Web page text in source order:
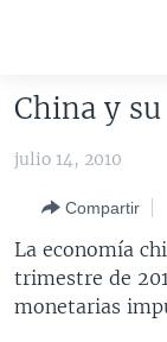
principal
Salte
al
navegador
AMÉRICA DEL
EEUU
MÉXICO
HAITÍ
ELECCIONES EEUU
ELECCIONES
VOTO DIVIDIDO
VOA VERIFICA
VOA VERIFICA
VOA VERIFICA
AMÉRICA LATINA
ARGENTINA
CHINA EN
China y
julio 14, 2010
Compartir
La economía
trimestre de
monetarias